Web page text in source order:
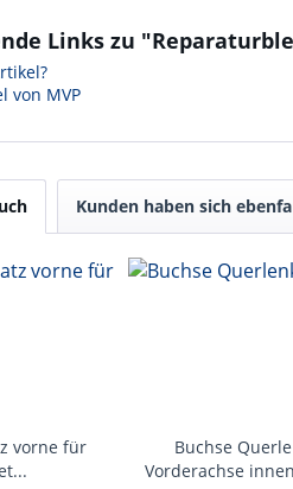
Links zu
von MVP
Kunden haben sich
vorne für
Buchse
Vorderachse